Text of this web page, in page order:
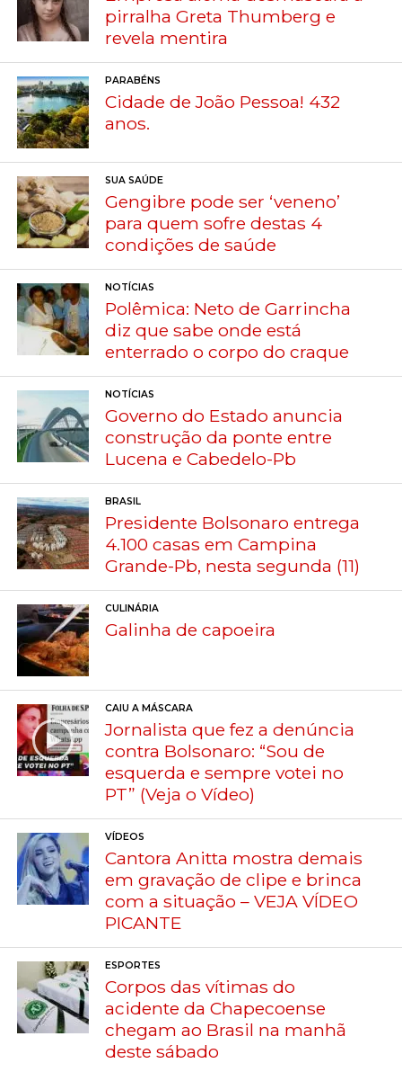
pirralha Greta Thumberg e
revela mentira
PARABÉNS
Cidade de João Pessoa! 432
anos.
SUA SAÚDE
Gengibre pode ser ‘veneno’
para quem sofre destas 4
condições de saúde
NOTÍCIAS
Polêmica: Neto de Garrincha
diz que sabe onde está
enterrado o corpo do craque
NOTÍCIAS
Governo do Estado anuncia
construção da ponte entre
Lucena e Cabedelo-Pb
BRASIL
Presidente Bolsonaro entrega
4.100 casas em Campina
Grande-Pb, nesta segunda (11)
CULINÁRIA
Galinha de capoeira
CAIU A MÁSCARA
Jornalista que fez a denúncia
contra Bolsonaro: “Sou de
esquerda e sempre votei no
PT” (Veja o Vídeo)
VÍDEOS
Cantora Anitta mostra demais
em gravação de clipe e brinca
com a situação – VEJA VÍDEO
PICANTE
ESPORTES
Corpos das vítimas do
acidente da Chapecoense
chegam ao Brasil na manhã
deste sábado